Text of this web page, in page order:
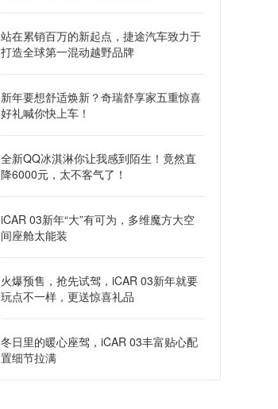
站在累销百万的新起点，捷途汽车致力于
打造全球第一混动越野品牌
新年要想舒适焕新？奇瑞舒享家五重惊喜
好礼喊你快上车！
全新QQ冰淇淋你让我感到陌生！竟然直
降6000元，太不客气了！
iCAR 03新年“大”有可为，多维魔方大空
间座舱太能装
火爆预售，抢先试驾，iCAR 03新年就要
玩点不一样，更送惊喜礼品
冬日里的暖心座驾，iCAR 03丰富贴心配
置细节拉满